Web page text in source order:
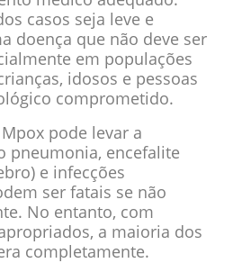
casos seja leve e
doença que não deve ser
em populações
idosos e pessoas
comprometido.
pode levar a
pneumonia, encefalite
e infecções
ser fatais se não
No entanto, com
a maioria dos
completamente.